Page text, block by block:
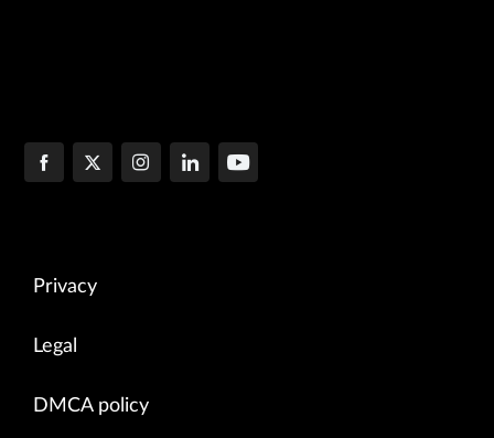
Privacy
Legal
DMCA policy